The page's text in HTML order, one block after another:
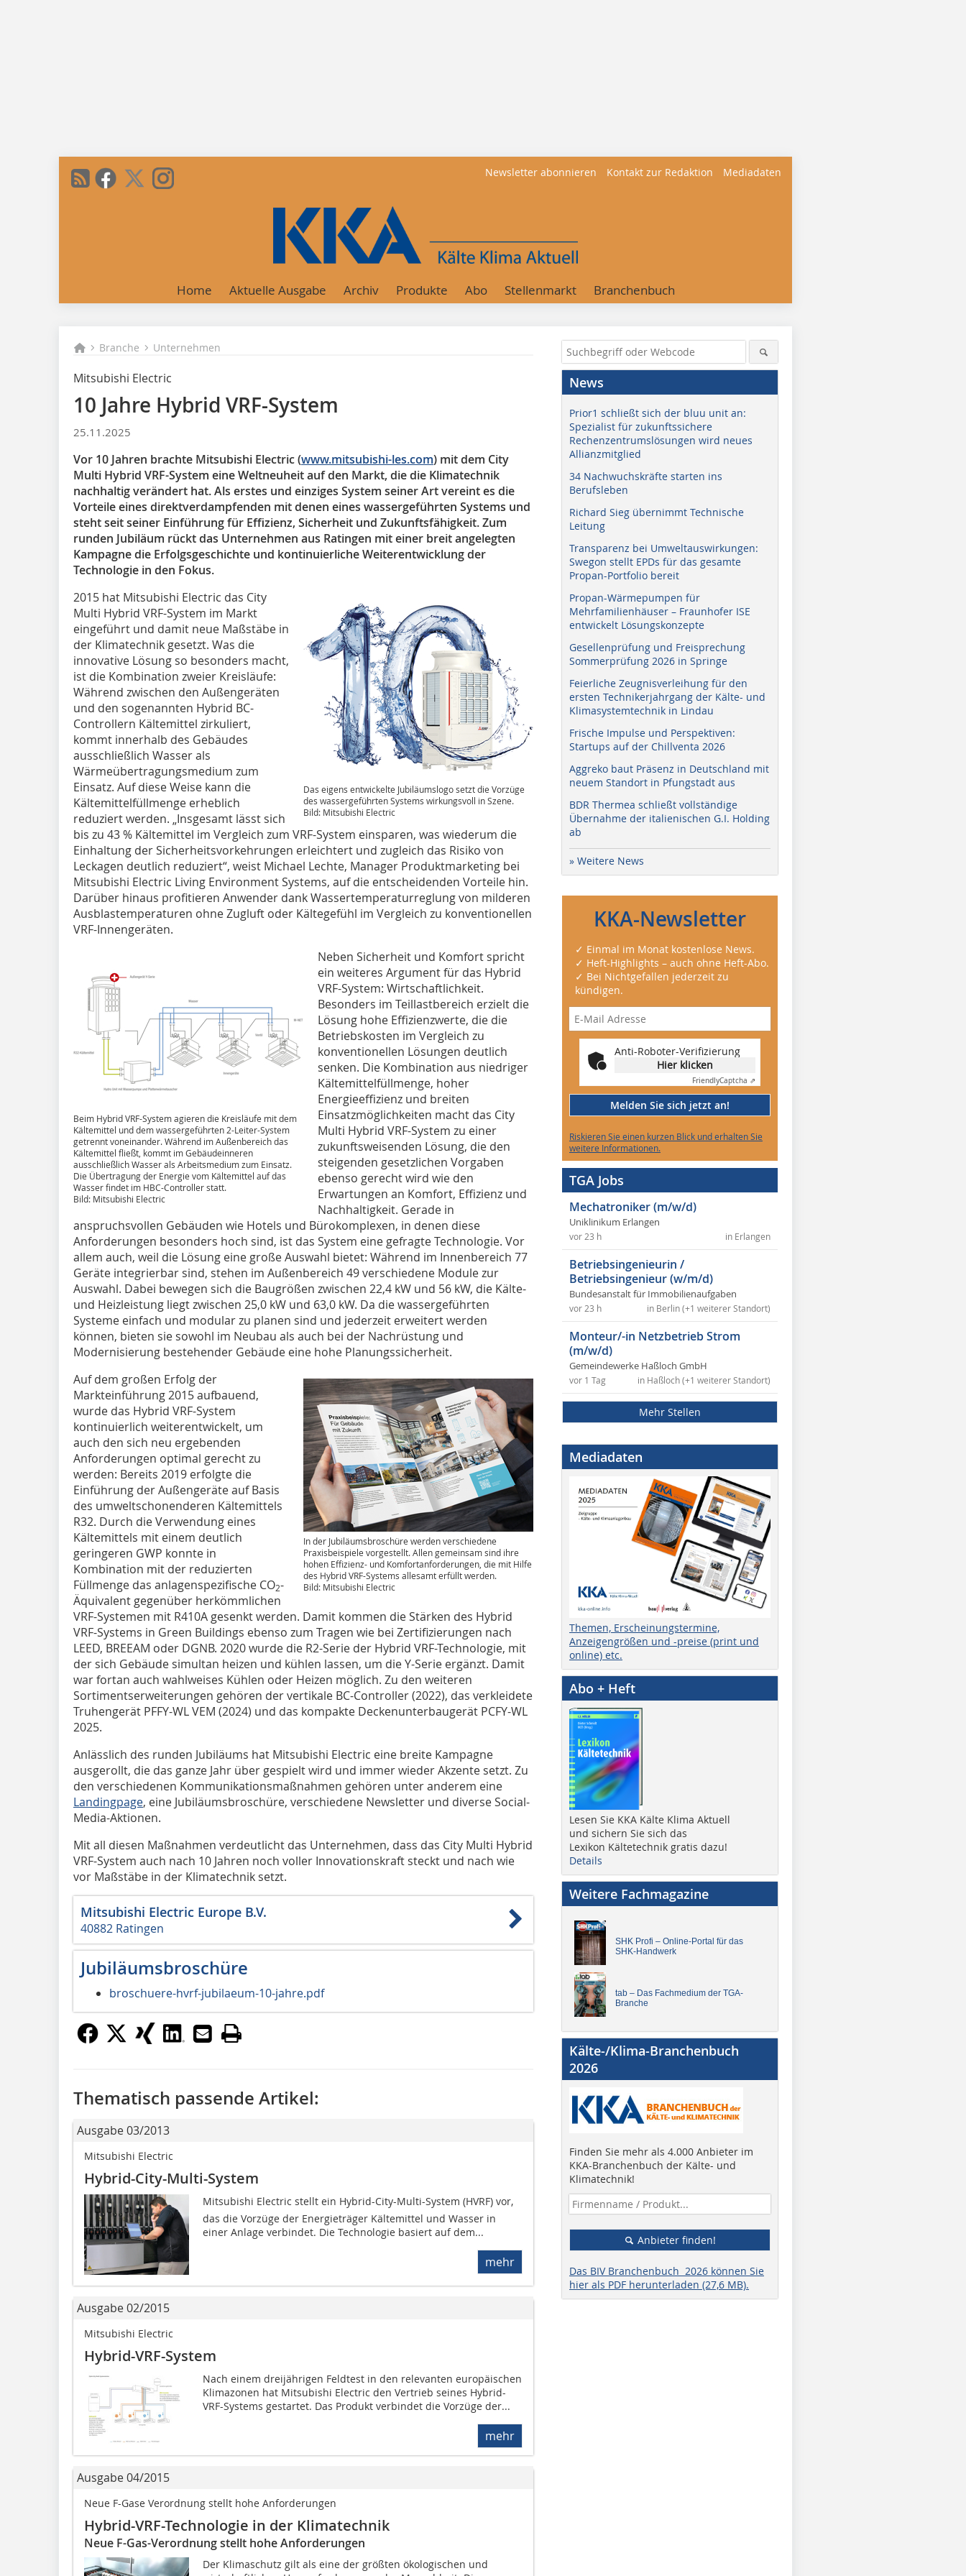
Newsletter abonnieren Kontakt zur Redaktion Mediadaten
Home Aktuelle Ausgabe Archiv Produkte Abo Stellenmarkt Branchenbuch
Branche Unternehmen
Mitsubishi Electric
10 Jahre Hybrid VRF-System
25.11.2025
Vor 10 Jahren brachte Mitsubishi Electric (www.mitsubishi-les.com) mit dem City
Multi Hybrid VRF-System eine Weltneuheit auf den Markt, die die Klimatechnik
nachhaltig verändert hat. Als erstes und einziges System seiner Art vereint es die
Vorteile eines direktverdampfenden mit denen eines wassergeführten Systems und
steht seit seiner Einführung für Effizienz, Sicherheit und Zukunftsfähigkeit. Zum
runden Jubiläum rückt das Unternehmen aus Ratingen mit einer breit angelegten
Kampagne die Erfolgsgeschichte und kontinuierliche Weiterentwicklung der
Technologie in den Fokus.
Das eigens entwickelte Jubiläumslogo setzt die Vorzüge
des wassergeführten Systems wirkungsvoll in Szene.
Bild: Mitsubishi Electric
2015 hat Mitsubishi Electric das City
Multi Hybrid VRF-System im Markt
eingeführt und damit neue Maßstäbe in
der Klimatechnik gesetzt. Was die
innovative Lösung so besonders macht,
ist die Kombination zweier Kreisläufe:
Während zwischen den Außengeräten
und den sogenannten Hybrid BC-
Controllern Kältemittel zirkuliert,
kommt innerhalb des Gebäudes
ausschließlich Wasser als
Wärmeübertragungsmedium zum
Einsatz. Auf diese Weise kann die
Kältemittelfüllmenge erheblich
reduziert werden. „Insgesamt lässt sich
bis zu 43 % Kältemittel im Vergleich zum VRF-System einsparen, was wiederum die
Einhaltung der Sicherheitsvorkehrungen erleichtert und zugleich das Risiko von
Leckagen deutlich reduziert“, weist Michael Lechte, Manager Produktmarketing bei
Mitsubishi Electric Living Environment Systems, auf die entscheidenden Vorteile hin.
Darüber hinaus profitieren Anwender dank Wassertemperaturreglung von milderen
Ausblastemperaturen ohne Zugluft oder Kältegefühl im Vergleich zu konventionellen
VRF-Innengeräten.
Beim Hybrid VRF-System agieren die Kreisläufe mit dem
Kältemittel und dem wassergeführten 2-Leiter-System
getrennt voneinander. Während im Außenbereich das
Kältemittel fließt, kommt im Gebäudeinneren
ausschließlich Wasser als Arbeitsmedium zum Einsatz.
Die Übertragung der Energie vom Kältemittel auf das
Wasser findet im HBC-Controller statt.
Bild: Mitsubishi Electric
Neben Sicherheit und Komfort spricht
ein weiteres Argument für das Hybrid
VRF-System: Wirtschaftlichkeit.
Besonders im Teillastbereich erzielt die
Lösung hohe Effizienzwerte, die die
Betriebskosten im Vergleich zu
konventionellen Lösungen deutlich
senken. Die Kombination aus niedriger
Kältemittelfüllmenge, hoher
Energieeffizienz und breiten
Einsatzmöglichkeiten macht das City
Multi Hybrid VRF-System zu einer
zukunftsweisenden Lösung, die den
steigenden gesetzlichen Vorgaben
ebenso gerecht wird wie den
Erwartungen an Komfort, Effizienz und
Nachhaltigkeit. Gerade in
anspruchsvollen Gebäuden wie Hotels und Bürokomplexen, in denen diese
Anforderungen besonders hoch sind, ist das System eine gefragte Technologie. Vor
allem auch, weil die Lösung eine große Auswahl bietet: Während im Innenbereich 77
Geräte integrierbar sind, stehen im Außenbereich 49 verschiedene Module zur
Auswahl. Dabei bewegen sich die Baugrößen zwischen 22,4 kW und 56 kW, die Kälte-
und Heizleistung liegt zwischen 25,0 kW und 63,0 kW. Da die wassergeführten
Systeme einfach und modular zu planen sind und jederzeit erweitert werden
können, bieten sie sowohl im Neubau als auch bei der Nachrüstung und
Modernisierung bestehender Gebäude eine hohe Planungssicherheit.
In der Jubiläumsbroschüre werden verschiedene
Praxisbeispiele vorgestellt. Allen gemeinsam sind ihre
hohen Effizienz- und Komfortanforderungen, die mit Hilfe
des Hybrid VRF-Systems allesamt erfüllt werden.
Bild: Mitsubishi Electric
Auf dem großen Erfolg der
Markteinführung 2015 aufbauend,
wurde das Hybrid VRF-System
kontinuierlich weiterentwickelt, um
auch den sich neu ergebenden
Anforderungen optimal gerecht zu
werden: Bereits 2019 erfolgte die
Einführung der Außengeräte auf Basis
des umweltschonenderen Kältemittels
R32. Durch die Verwendung eines
Kältemittels mit einem deutlich
geringeren GWP konnte in
Kombination mit der reduzierten
Füllmenge das anlagenspezifische CO2-
Äquivalent gegenüber herkömmlichen
VRF-Systemen mit R410A gesenkt werden. Damit kommen die Stärken des Hybrid
VRF-Systems in Green Buildings ebenso zum Tragen wie bei Zertifizierungen nach
LEED, BREEAM oder DGNB. 2020 wurde die R2-Serie der Hybrid VRF-Technologie, mit
der sich Gebäude simultan heizen und kühlen lassen, um die Y-Serie ergänzt. Damit
war fortan auch wahlweises Kühlen oder Heizen möglich. Zu den weiteren
Sortimentserweiterungen gehören der vertikale BC-Controller (2022), das verkleidete
Truhengerät PFFY-WL VEM (2024) und das kompakte Deckenunterbaugerät PCFY-WL
2025.
Anlässlich des runden Jubiläums hat Mitsubishi Electric eine breite Kampagne
ausgerollt, die das ganze Jahr über gespielt wird und immer wieder Akzente setzt. Zu
den verschiedenen Kommunikationsmaßnahmen gehören unter anderem eine
Landingpage, eine Jubiläumsbroschüre, verschiedene Newsletter und diverse Social-
Media-Aktionen.
Mit all diesen Maßnahmen verdeutlicht das Unternehmen, dass das City Multi Hybrid
VRF-System auch nach 10 Jahren noch voller Innovationskraft steckt und nach wie
vor Maßstäbe in der Klimatechnik setzt.
Mitsubishi Electric Europe B.V.
40882 Ratingen
Jubiläumsbroschüre
broschuere-hvrf-jubilaeum-10-jahre.pdf
Thematisch passende Artikel:
Ausgabe 03/2013
Mitsubishi Electric
Hybrid-City-Multi-System
Mitsubishi Electric stellt ein Hybrid-City-Multi-System (HVRF) vor,
das die Vorzüge der Energieträger Kältemittel und Wasser in
einer Anlage verbindet. Die Technologie basiert auf dem...
mehr
Ausgabe 02/2015
Mitsubishi Electric
Hybrid-VRF-System
Nach einem dreijährigen Feldtest in den relevanten europäischen
Klimazonen hat Mitsubishi Electric den Vertrieb seines Hybrid-
VRF-Systems gestartet. Das Produkt verbindet die Vorzüge der...
mehr
Ausgabe 04/2015
Neue F-Gase Verordnung stellt hohe Anforderungen
Hybrid-VRF-Technologie in der Klimatechnik
Neue F-Gas-Verordnung stellt hohe Anforderungen
Der Klimaschutz gilt als eine der größten ökologischen und
News
Prior1 schließt sich der bluu unit an:
Spezialist für zukunftssichere
Rechenzentrumslösungen wird neues
Allianzmitglied
34 Nachwuchskräfte starten ins
Berufsleben
Richard Sieg übernimmt Technische
Leitung
Transparenz bei Umweltauswirkungen:
Swegon stellt EPDs für das gesamte
Propan-Portfolio bereit
Propan-Wärmepumpen für
Mehrfamilienhäuser – Fraunhofer ISE
entwickelt Lösungskonzepte
Gesellenprüfung und Freisprechung
Sommerprüfung 2026 in Springe
Feierliche Zeugnisverleihung für den
ersten Technikerjahrgang der Kälte- und
Klimasystemtechnik in Lindau
Frische Impulse und Perspektiven:
Startups auf der Chillventa 2026
Aggreko baut Präsenz in Deutschland mit
neuem Standort in Pfungstadt aus
BDR Thermea schließt vollständige
Übernahme der italienischen G.I. Holding
ab
» Weitere News
KKA-Newsletter
✓ Einmal im Monat kostenlose News.
✓ Heft-Highlights – auch ohne Heft-Abo.
✓ Bei Nichtgefallen jederzeit zu
kündigen.
Anti-Roboter-Verifizierung
Hier klicken
FriendlyCaptcha ⇗
Melden Sie sich jetzt an!
Riskieren Sie einen kurzen Blick und erhalten Sie
weitere Informationen.
TGA Jobs
Mechatroniker (m/w/d)
Uniklinikum Erlangen
in Erlangen
vor 23 h
Betriebsingenieurin /
Betriebsingenieur (w/m/d)
Bundesanstalt für Immobilienaufgaben
in Berlin (+1 weiterer Standort)
vor 23 h
Monteur/-in Netzbetrieb Strom
(m/w/d)
Gemeindewerke Haßloch GmbH
in Haßloch (+1 weiterer Standort)
vor 1 Tag
Mehr Stellen
Mediadaten
Themen, Erscheinungstermine,
Anzeigengrößen und -preise (print und
online) etc.
Abo + Heft
Lesen Sie KKA Kälte Klima Aktuell
und sichern Sie sich das
Lexikon Kältetechnik gratis dazu!
Details
Weitere Fachmagazine
SHK Profi – Online-Portal für das
SHK-Handwerk
tab – Das Fachmedium der TGA-
Branche
Kälte-/Klima-Branchenbuch
2026
Finden Sie mehr als 4.000 Anbieter im
KKA-Branchenbuch der Kälte- und
Klimatechnik!
Anbieter finden!
Das BIV Branchenbuch 2026 können Sie
hier als PDF herunterladen (27,6 MB).